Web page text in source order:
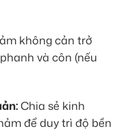
không cản trở
và côn (nếu
Chia sẻ kinh
để duy trì độ bền